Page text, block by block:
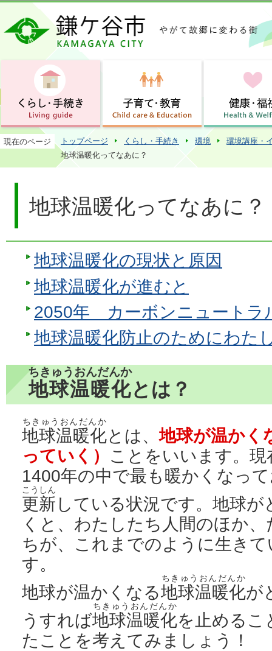
この
現在のページ トップページ くらし・手続き 環境
環境講座・
地球温暖化ってなあに？
地球温暖化ってなあに？
地球温暖化の現状と原因
地球温暖化が進むと
2050年 カーボンニュートラ
地球温暖化防止のためにわた
地球温暖化
ちきゅうおんだんか
とは？
地球温暖化
ちきゅうおんだんか
とは、地球が温かく
っていく） ことをいいます。
1400年の中で最も暖かくなっ
更新
こうしん
している状況です。地球
くと、わたしたち人間のほか
ちが、これまでのように生き
す。
地球が温かくなる地球温暖化
ちきゅうおんだんか
が
うすれば地球温暖化
ちきゅうおんだんか
を止めるこ
たことを考えてみましょう！